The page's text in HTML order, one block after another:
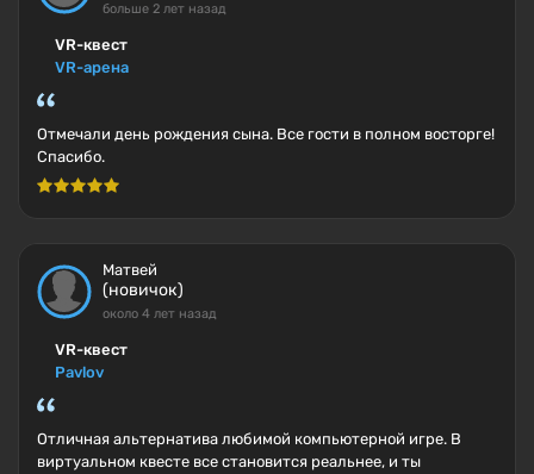
больше 2 лет назад
VR-квест
VR-арена
Отмечали день рождения сына. Все гости в полном восторге!
Спасибо.
Матвей
(новичок)
около 4 лет назад
VR-квест
Pavlov
Отличная альтернатива любимой компьютерной игре. В
виртуальном квесте все становится реальнее, и ты